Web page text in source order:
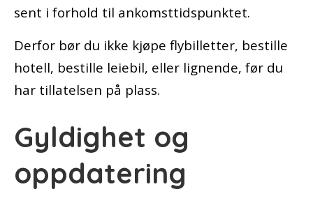
sent i forhold til ankomsttidspunktet.
Derfor bør du ikke kjøpe flybilletter, bestille
hotell, bestille leiebil, eller lignende, før du
har tillatelsen på plass.
Gyldighet og
oppdatering